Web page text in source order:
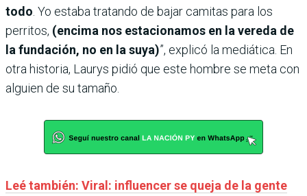
todo . Yo estaba tratando de bajar camitas para los
perritos, (encima nos estacionamos en la vereda de
la fundación, no en la suya)”, explicó la mediática. En
otra historia, Laurys pidió que este hombre se meta con
alguien de su tamaño.
Leé también: Viral: influencer se queja de la gente